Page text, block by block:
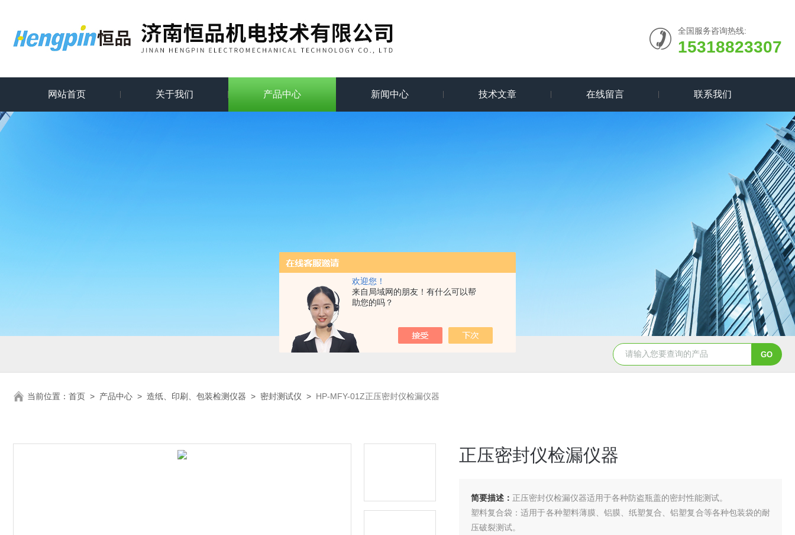
欢迎您！
来自局域网的朋友！有什么可以帮
助您的吗？
全国服务咨询热线:
15318823307
网站首页 关于我们 产品中心 新闻中心 技术文章 在线留言 联系我们
当前位置： 首页 > 产品中心 > 造纸、印刷、包装检测仪器 > 密封测试仪 > HP-MFY-01Z正压密封仪检漏仪器
正压密封仪检漏仪器
简要描述： 正压密封仪检漏仪器适用于各种防盗瓶盖的密封性能测试。
塑料复合袋：适用于各种塑料薄膜、铝膜、纸塑复合、铝塑复合等各种包装袋的耐
压破裂测试。